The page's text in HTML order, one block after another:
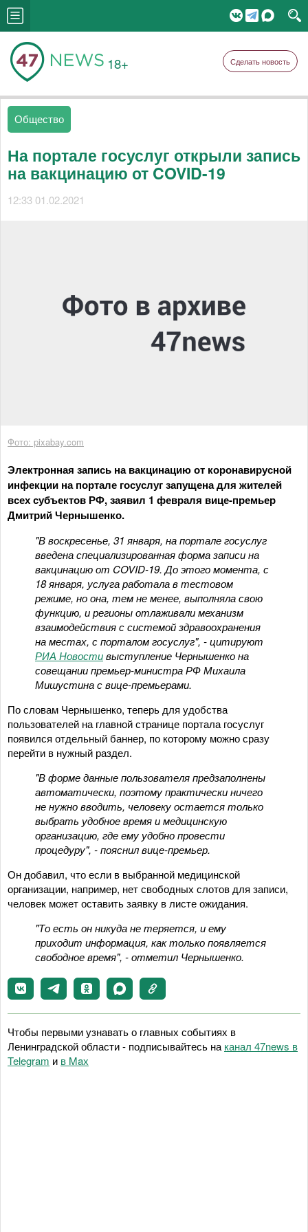
18+ Сделать новость
Общество
На портале госуслуг открыли запись
на вакцинацию от COVID-19
12:33 01.02.2021
Фото: pixabay.com
Электронная запись на вакцинацию от коронавирусной
инфекции на портале госуслуг запущена для жителей
всех субъектов РФ, заявил 1 февраля вице-премьер
Дмитрий Чернышенко.
"В воскресенье, 31 января, на портале госуслуг
введена специализированная форма записи на
вакцинацию от COVID-19. До этого момента, с
18 января, услуга работала в тестовом
режиме, но она, тем не менее, выполняла свою
функцию, и регионы отлаживали механизм
взаимодействия с системой здравоохранения
на местах, с порталом госуслуг", - цитируют
РИА Новостивыступление Чернышенко на
совещании премьер-министра РФ Михаила
Мишустина с вице-премьерами.
По словам Чернышенко, теперь для удобства
пользователей на главной странице портала госуслуг
появился отдельный баннер, по которому можно сразу
перейти в нужный раздел.
"В форме данные пользователя предзаполнены
автоматически, поэтому практически ничего
не нужно вводить, человеку остается только
выбрать удобное время и медицинскую
организацию, где ему удобно провести
процедуру", - пояснил вице-премьер.
Он добавил, что если в выбранной медицинской
организации, например, нет свободных слотов для записи,
человек может оставить заявку в листе ожидания.
"То есть он никуда не теряется, и ему
приходит информация, как только появляется
свободное время", - отметил Чернышенко.
Чтобы первыми узнавать о главных событиях в
Ленинградской области - подписывайтесь на канал 47news в
Telegram и в Maх